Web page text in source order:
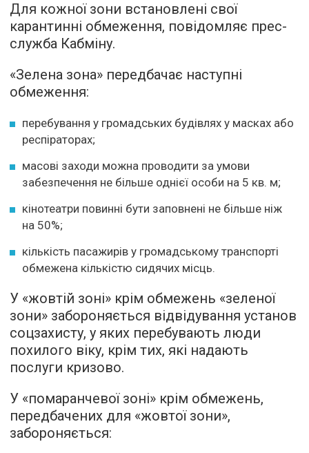
Для кожної зони встановлені свої
карантинні обмеження, повідомляє прес-
служба Кабміну.
«Зелена зона» передбачає наступні
обмеження:
перебування у громадських будівлях у масках або
респіраторах;
масові заходи можна проводити за умови
забезпечення не більше однієї особи на 5 кв. м;
кінотеатри повинні бути заповнені не більше ніж
на 50%;
кількість пасажирів у громадському транспорті
обмежена кількістю сидячих місць.
У «жовтій зоні» крім обмежень «зеленої
зони» забороняється відвідування установ
соцзахисту, у яких перебувають люди
похилого віку, крім тих, які надають
послуги кризово.
У «помаранчевої зоні» крім обмежень,
передбачених для «жовтої зони»,
забороняється: